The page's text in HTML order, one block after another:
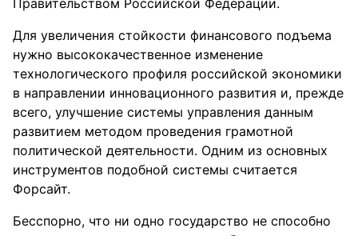
Правительством Российской Федерации.
Для увеличения стойкости финансового подъема
нужно высококачественное изменение
технологического профиля российской экономики
в направлении инновационного развития и, прежде
всего, улучшение системы управления данным
развитием методом проведения грамотной
политической деятельности. Одним из основных
инструментов подобной системы считается
Форсайт.
Бесспорно, что ни одно государство не способно